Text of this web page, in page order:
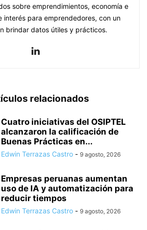
sobre emprendimientos, economía e
interés para emprendedores, con un
brindar datos útiles y prácticos.
relacionados
Cuatro iniciativas del OSIPTEL
alcanzaron la calificación de
Buenas Prácticas en...
Edwin Terrazas Castro - 9 agosto, 2026
Empresas peruanas aumentan
uso de IA y automatización para
reducir tiempos
Edwin Terrazas Castro - 9 agosto, 2026